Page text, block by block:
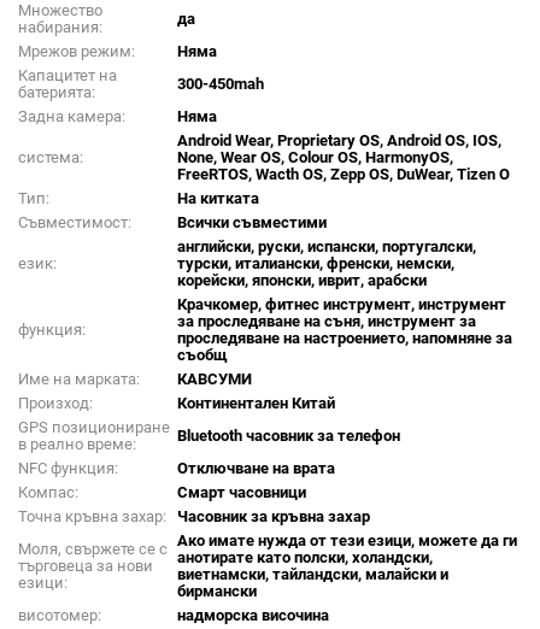
Множество
набирания:
да
Мрежов режим:
Няма
Капацитет на
батерията:
300-450mah
Задна камера:
Няма
система:
Android Wear, Proprietary OS, Android OS, IOS,
None, Wear OS, Colour OS, HarmonyOS,
FreeRTOS, Wacth OS, Zepp OS, DuWear, Tizen O
Тип:
На китката
Съвместимост:
Всички съвместими
език:
английски, руски, испански, португалски,
турски, италиански, френски, немски,
корейски, японски, иврит, арабски
функция:
Крачкомер, фитнес инструмент, инструмент
за проследяване на съня, инструмент за
проследяване на настроението, напомняне за
съобщ
Име на марката:
КАВСУМИ
Произход:
Континентален Китай
GPS позициониране
в реално време:
Bluetooth часовник за телефон
NFC функция:
Отключване на врата
Компас:
Смарт часовници
Точна кръвна захар:
Часовник за кръвна захар
Моля, свържете се с
търговеца за нови
езици:
Ако имате нужда от тези езици, можете да ги
анотирате като полски, холандски,
виетнамски, тайландски, малайски и
бирмански
висотомер:
надморска височина